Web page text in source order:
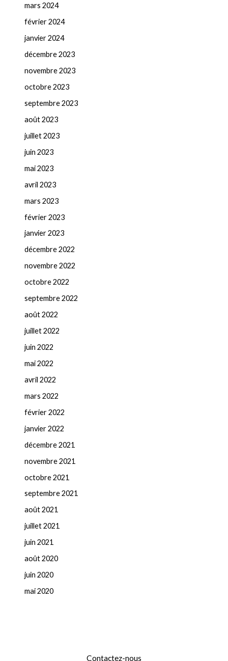
mars 2024
février 2024
janvier 2024
décembre 2023
novembre 2023
octobre 2023
septembre 2023
août 2023
juillet 2023
juin 2023
mai 2023
avril 2023
mars 2023
février 2023
janvier 2023
décembre 2022
novembre 2022
octobre 2022
septembre 2022
août 2022
juillet 2022
juin 2022
mai 2022
avril 2022
mars 2022
février 2022
janvier 2022
décembre 2021
novembre 2021
octobre 2021
septembre 2021
août 2021
juillet 2021
juin 2021
août 2020
juin 2020
mai 2020
Contactez-nous